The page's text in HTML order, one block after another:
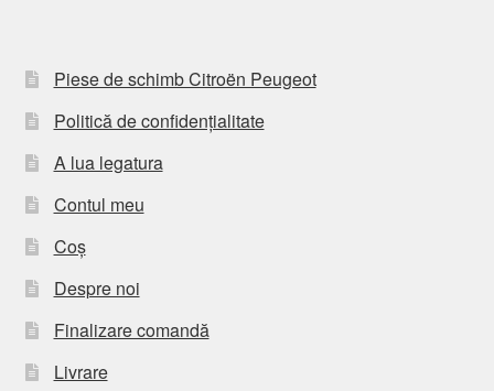
Piese de schimb Citroën Peugeot
Politică de confidențialitate
A lua legatura
Contul meu
Coș
Despre noi
Finalizare comandă
Livrare